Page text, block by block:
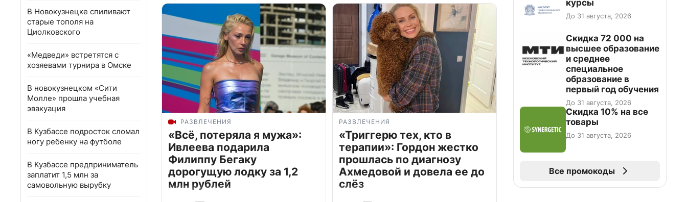
В Новокузнецке спиливают
старые тополя на
Циолковского
«Медведи» встретятся с
хозяевами турнира в Омске
В новокузнецком «Сити
Молле» прошла учебная
эвакуация
В Кузбассе подросток сломал
ногу ребенку на футболе
В Кузбассе предприниматель
заплатит 1,5 млн за
самовольную вырубку
РАЗВЛЕЧЕНИЯ
«Всё, потеряла я мужа»:
Ивлеева подарила
Филиппу Бегаку
дорогущую лодку за 1,2
млн рублей
РАЗВЛЕЧЕНИЯ
«Триггерю тех, кто в
терапии»: Гордон жестко
прошлась по диагнозу
Ахмедовой и довела ее до
слёз
курсы
До 31 августа, 2026
Скидка 72 000 на
высшее образование
и среднее
специальное
образование в
первый год обучения
До 31 августа, 2026
Скидка 10% на все
товары
До 31 августа, 2026
Все промокоды